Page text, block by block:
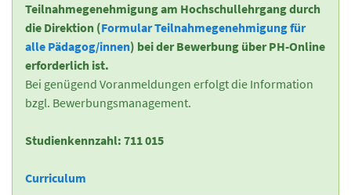
Teilnahmegenehmigung am Hochschullehrgang durch
die Direktion (Formular Teilnahmegenehmigung für
alle Pädagog/innen) bei der Bewerbung über PH-Online
erforderlich ist.
Bei genügend Voranmeldungen erfolgt die Information
bzgl. Bewerbungsmanagement.
Studienkennzahl: 711 015
Curriculum